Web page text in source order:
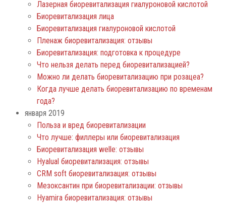
Лазерная биоревитализация гиалуроновой кислотой
Биоревитализация лица
Биоревитализация гиалуроновой кислотой
Пленаж биоревитализация: отзывы
Биоревитализация: подготовка к процедуре
Что нельзя делать перед биоревитализацией?
Можно ли делать биоревитализацию при розацеа?
Когда лучше делать биоревитализацию по временам
года?
января 2019
Польза и вред биоревитализации
Что лучше: филлеры или биоревитализация
Биоревитализация welle: отзывы
Нyalual биоревитализация: отзывы
СRM soft биоревитализация: отзывы
Мезоксантин при биоревитализации: отзывы
Hyamira биоревитализация: отзывы